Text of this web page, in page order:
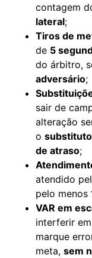
contagem
lateral;
Tiros de
de 5
do árbitro,
adversário;
sair de
alteração
o
de atraso;
atendido
pelo menos
VAR em
interferir em
marque
meta, sem